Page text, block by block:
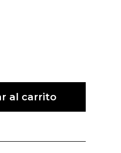
al carrito